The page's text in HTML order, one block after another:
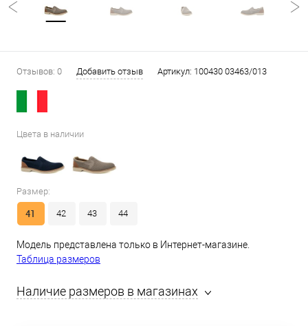
Отзывов: 0 Добавить отзыв Артикул: 100430 03463/013
Цвета в наличии
Размер:
41 42 43 44
Модель представлена только в Интернет-магазине.
Таблица размеров
Наличие размеров в магазинах